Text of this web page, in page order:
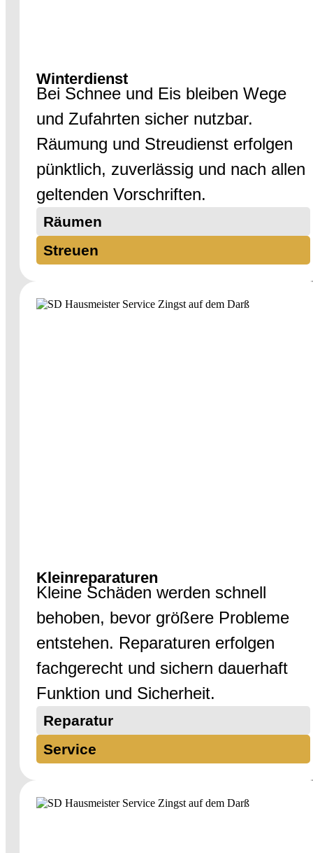
Winterdienst
Bei Schnee und Eis bleiben Wege
und Zufahrten sicher nutzbar.
Räumung und Streudienst erfolgen
pünktlich, zuverlässig und nach allen
geltenden Vorschriften.
Räumen
Streuen
Kleinreparaturen
Kleine Schäden werden schnell
behoben, bevor größere Probleme
entstehen. Reparaturen erfolgen
fachgerecht und sichern dauerhaft
Funktion und Sicherheit.
Reparatur
Service